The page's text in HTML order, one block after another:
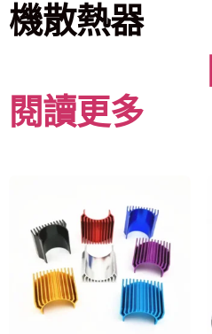
機散熱器
閱讀更多